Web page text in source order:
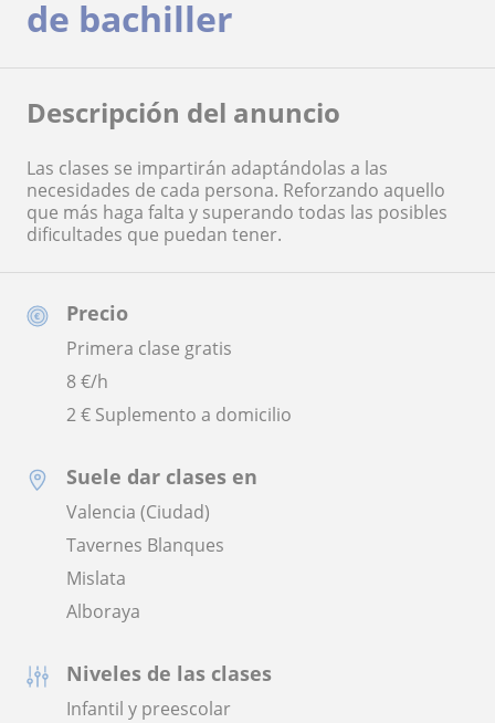
Precio
Primera clase gratis
8€/h
2 € Suplemento a domicilio
Suele dar clases en
Valencia (Ciudad)
Tavernes Blanques
Mislata
Alboraya
Niveles de las clases
Infantil y preescolar
de bachiller
Descripción del anuncio
Las clases se impartirán adaptándolas a las
necesidades de cada persona. Reforzando aquello
que más haga falta y superando todas las posibles
dificultades que puedan tener.